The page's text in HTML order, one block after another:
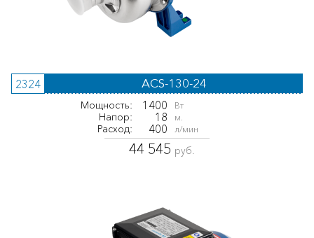
2324 ACS-130-24
Мощность: 1400 Вт
Напор: 18 м.
Расход: 400 л/мин
44 545 руб.